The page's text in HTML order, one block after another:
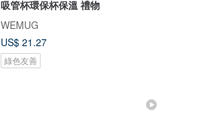
吸管杯環保杯保溫 禮物
WEMUG
US$ 21.27
綠色友善